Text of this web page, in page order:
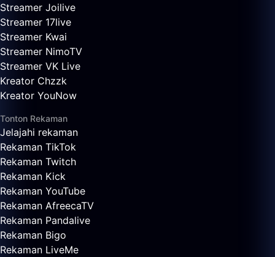
Streamer Joilive
Streamer 17live
Streamer Kwai
Streamer NimoTV
Streamer VK Live
Kreator Chzzk
Kreator YouNow
Tonton Rekaman
Jelajahi rekaman
Rekaman TikTok
Rekaman Twitch
Rekaman Kick
Rekaman YouTube
Rekaman AfreecaTV
Rekaman Pandalive
Rekaman Bigo
Rekaman LiveMe